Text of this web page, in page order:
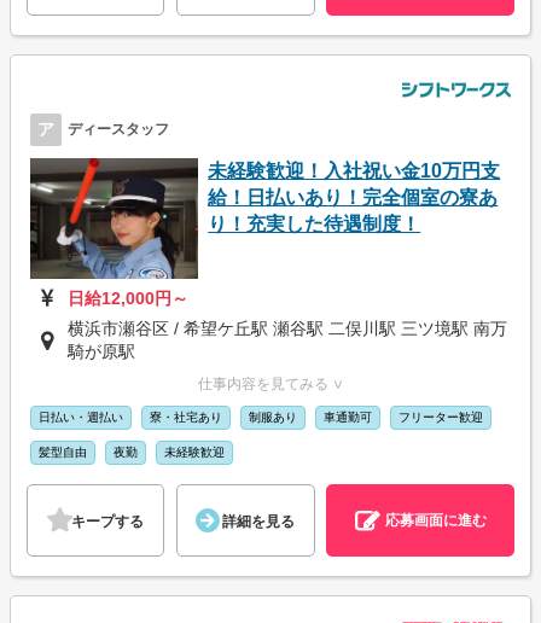
ア ディースタッフ
未経験歓迎！入社祝い金10万円支
給！日払いあり！完全個室の寮あ
り！充実した待遇制度！
日給12,000円～
横浜市瀬谷区 / 希望ケ丘駅 瀬谷駅 二俣川駅 三ツ境駅 南万
騎が原駅
仕事内容を見てみる ∨
日払い・週払い 寮・社宅あり 制服あり 車通勤可 フリーター歓迎
髪型自由 夜勤 未経験歓迎
キープする 詳細を見る 応募画面に進む